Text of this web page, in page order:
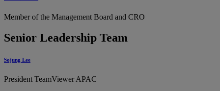
Member of the Management Board and CRO
Senior Leadership Team
Sojung Lee
President TeamViewer APAC